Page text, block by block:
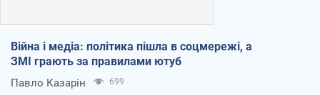
Війна і медіа: політика пішла в соцмережі, а
ЗМІ грають за правилами ютуб
Павло Казарін 699